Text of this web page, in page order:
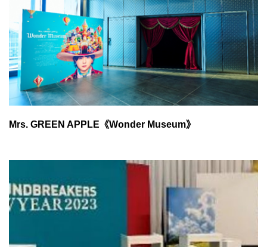
Mrs. GREEN APPLE《Wonder Museum》